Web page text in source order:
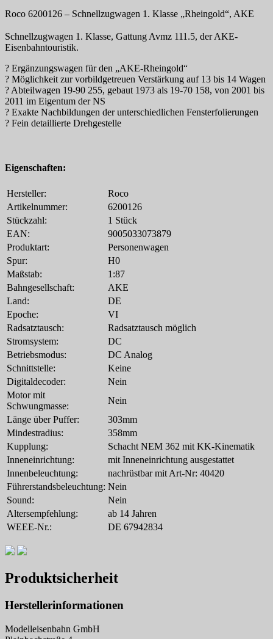
Roco 6200126 – Schnellzugwagen 1. Klasse „Rheingold“, AKE
Schnellzugwagen 1. Klasse, Gattung Avmz 111.5, der AKE-
Eisenbahntouristik.
? Ergänzungswagen für den „AKE-Rheingold“
? Möglichkeit zur vorbildgetreuen Verstärkung auf 13 bis 14 Wagen
? Abteilwagen 19-90 255, gebaut 1973 als 19-70 158, von 2001 bis
2011 im Eigentum der NS
? Exakte Nachbildungen der unterschiedlichen Fensterfolierungen
? Fein detaillierte Drehgestelle
Eigenschaften:
Hersteller:
Roco
Artikelnummer:
6200126
Stückzahl:
1 Stück
EAN:
9005033073879
Produktart:
Personenwagen
Spur:
H0
Maßstab:
1:87
Bahngesellschaft:
AKE
Land:
DE
Epoche:
VI
Radsatztausch:
Radsatztausch möglich
Stromsystem:
DC
Betriebsmodus:
DC Analog
Schnittstelle:
Keine
Digitaldecoder:
Nein
Motor mit
Schwungmasse:
Nein
Länge über Puffer:
303mm
Mindestradius:
358mm
Kupplung:
Schacht NEM 362 mit KK-Kinematik
Inneneinrichtung:
mit Inneneinrichtung ausgestattet
Innenbeleuchtung:
nachrüstbar mit Art-Nr: 40420
Führerstandsbeleuchtung: Nein
Sound:
Nein
Altersempfehlung:
ab 14 Jahren
WEEE-Nr.:
DE 67942834
Produktsicherheit
Herstellerinformationen
Modelleisenbahn GmbH